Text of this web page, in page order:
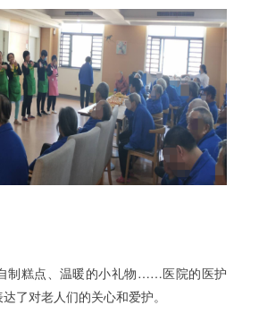
制糕点、温暖的小礼物……医院的医护
了对老人们的关心和爱护。